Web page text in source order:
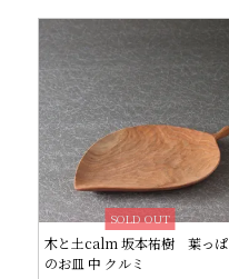
SOLD OUT
木と土calm 坂本祐樹 葉っぱ
のお皿 中 クルミ